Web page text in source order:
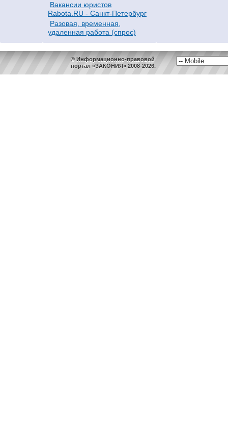
Вакансии юристов
Rabota.RU - Санкт-Петербург
Разовая, временная,
удаленная работа (спрос)
© Информационно-правовой
портал «ЗАКОНИЯ» 2008-2026.